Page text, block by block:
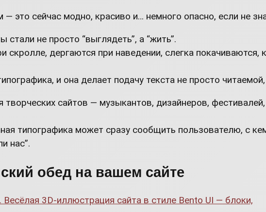
это сейчас модно, красиво и… немного опасно, если не
не просто “выглядеть”, а “жить”.
дергаются при наведении, слегка покачиваются,
и она делает подачу текста не просто
творческих сайтов — музыкантов, дизайнеров,
типографика может сразу сообщить пользователю, с
нас”.
обед на вашем сайте